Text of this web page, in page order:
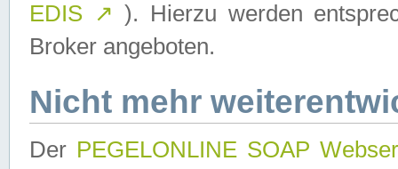
EDIS ↗ ). Hierzu werden
Broker angeboten.
Nicht mehr
Der PEGELONLINE SOAP